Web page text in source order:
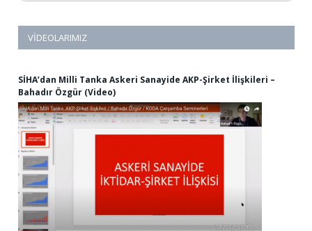
VIDEOLARIMIZ
SİHA’dan Milli Tanka Askeri Sanayide AKP-Şirket İlişkileri –
Bahadır Özgür (Video)